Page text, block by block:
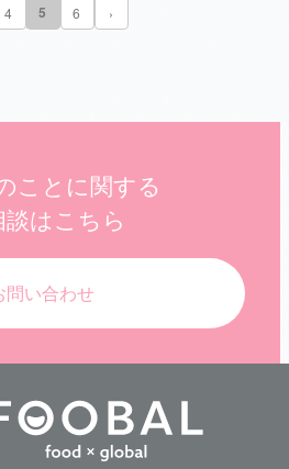
4 5 6 ›
ことに関する
談はこちら
問い合わせ